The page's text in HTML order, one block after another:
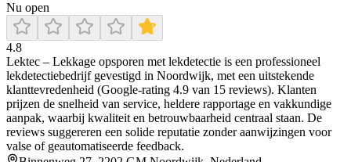
Nu open
4.8
Lektec – Lekkage opsporen met lekdetectie is een professioneel
lekdetectiebedrijf gevestigd in Noordwijk, met een uitstekende
klanttevredenheid (Google-rating 4.9 van 15 reviews). Klanten
prijzen de snelheid van service, heldere rapportage en vakkundige
aanpak, waarbij kwaliteit en betrouwbaarheid centraal staan. De
reviews suggereren een solide reputatie zonder aanwijzingen voor
valse of geautomatiseerde feedback.